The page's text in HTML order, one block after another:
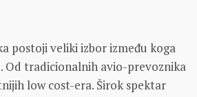
postoji veliki izbor između koga
Od tradicionalnih avio-prevoznika
low cost-era. Širok spektar